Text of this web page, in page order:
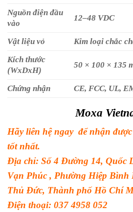
Nguồn điện đầu
vào
12–48 VDC
Vật liệu vỏ
Kim loại chắc
Kích thước
(WxDxH)
50 × 100 × 135
Chứng nhận CE, FCC, UL,
Moxa
Hãy liên hệ ngay để nhận
tốt nhất.
Địa chỉ: Số 4 Đường 14, Quốc
Vạn Phúc , Phường Hiệp Bình
Thủ Đức, Thành phố Hồ Chí
Điện thoại: 037 4958 052